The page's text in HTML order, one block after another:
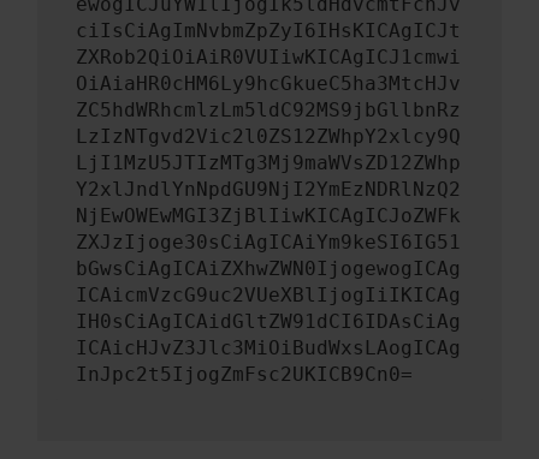
ciIsCiAgImNvbmZpZyI6IHsKICAgICJt
ZXRob2QiOiAiR0VUIiwKICAgICJ1cmwi
OiAiaHR0cHM6Ly9hcGkueC5ha3MtcHJv
ZC5hdWRhcmlzLm5ldC92MS9jbGllbnRz
LzIzNTgvd2Vic2l0ZS12ZWhpY2xlcy9Q
LjI1MzU5JTIzMTg3Mj9maWVsZD12ZWhp
Y2xlJndlYnNpdGU9NjI2YmEzNDRlNzQ2
NjEwOWEwMGI3ZjBlIiwKICAgICJoZWFk
ZXJzIjoge30sCiAgICAiYm9keSI6IG51
bGwsCiAgICAiZXhwZWN0IjogewogICAg
ICAicmVzcG9uc2VUeXBlIjogIiIKICAg
IH0sCiAgICAidGltZW91dCI6IDAsCiAg
ICAicHJvZ3Jlc3MiOiBudWxsLAogICAg
InJpc2t5IjogZmFsc2UKICB9Cn0=